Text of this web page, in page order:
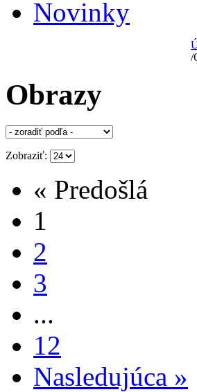
Novinky
/
Obrazy
Zobraziť:
« Predošlá
1
2
3
...
12
Nasledujúca »